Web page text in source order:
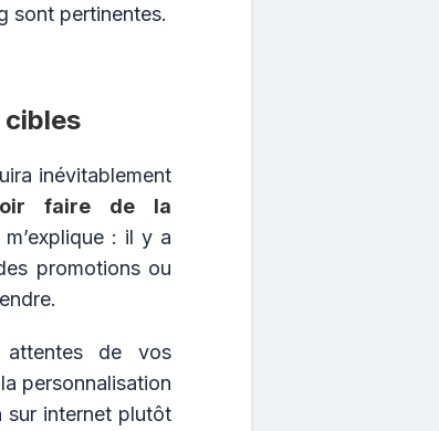
sont pertinentes.
cibles
inévitablement
faire de la
m’explique : il y a
promotions ou
attentes de vos
personnalisation
sur internet plutôt